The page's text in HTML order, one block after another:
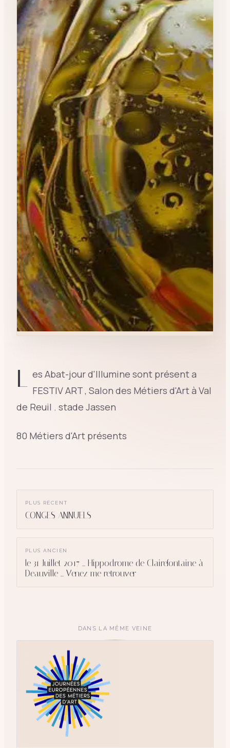
L es Abat-jour d'Illumine sont présent a
FESTIV ART , Salon des Métiers d'Art à Val
de Reuil . stade Jassen
80 Métiers d'Art présents
PLUS RÉCENT
CONGES ANNUELS
PLUS ANCIEN
le 31 Juillet 2017 ... Hippodrome de Clairefontaine à
Deauville ... Venez me retrouver
DANS LA MÊME VEINE